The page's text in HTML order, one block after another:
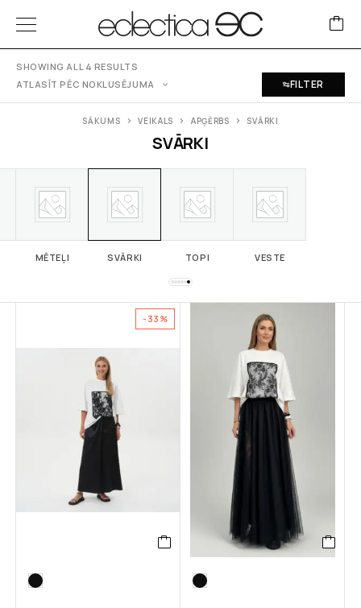
SHOWING ALL 4 RESULTS
ATLASĪT PĒC NOKLUSĒJUMA
FILTER
SVĀRKI
SĀKUMS VEIKALS APĢĒRBS SVĀRKI
MĒTEĻI SVĀRKI TOPI VESTE
-33%